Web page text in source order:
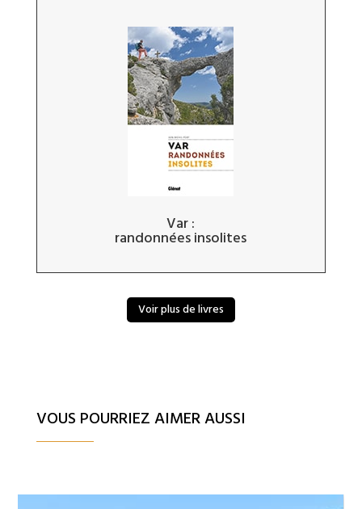
Var :
randonnées insolites
Voir plus de livres
VOUS POURRIEZ AIMER AUSSI